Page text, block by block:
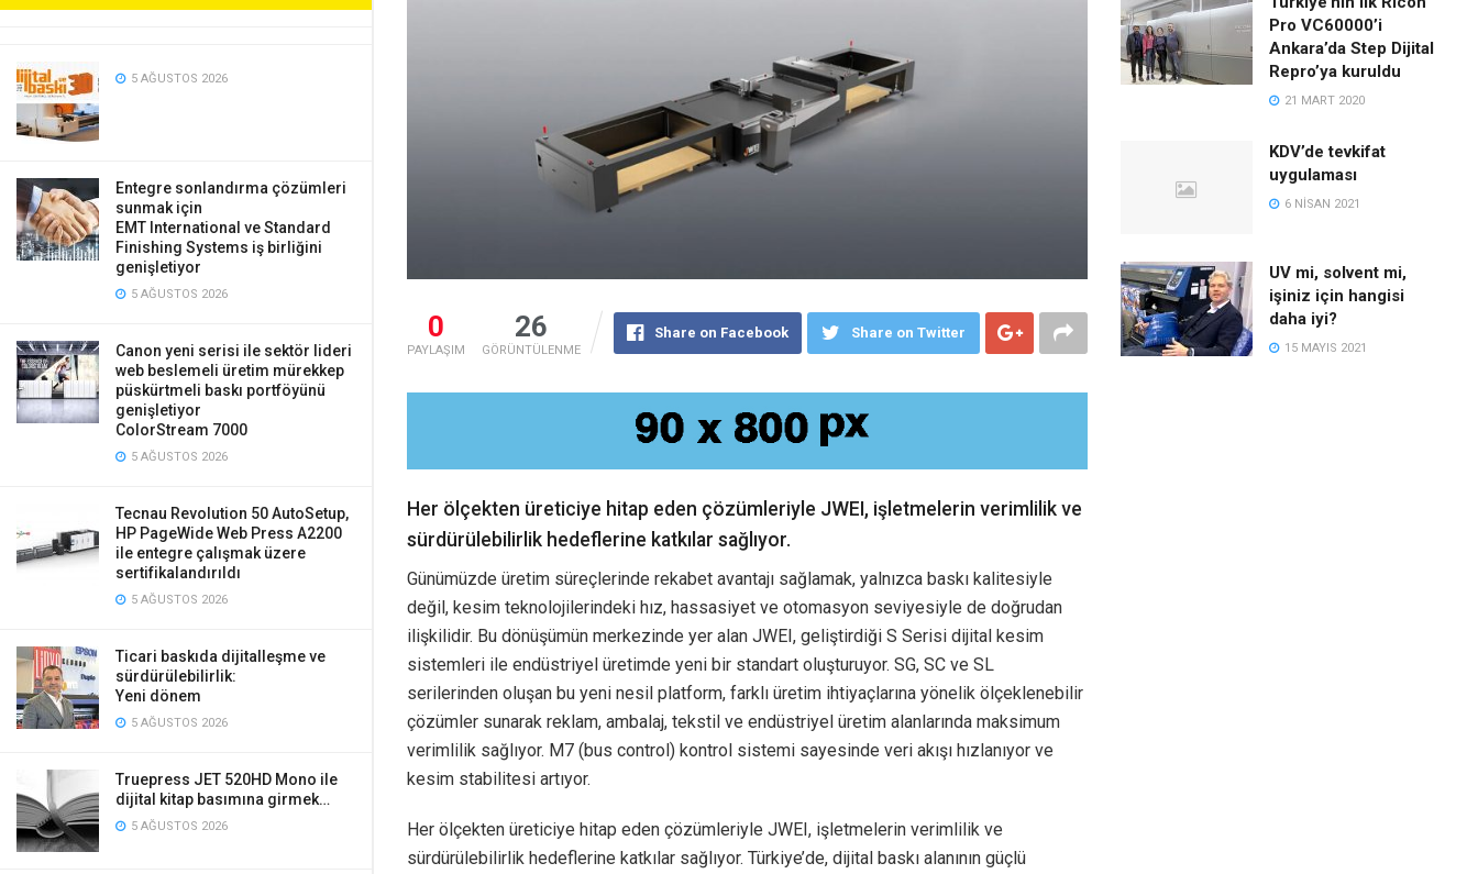
5 AĞUSTOS 2026
Entegre sonlandırma çözümleri
sunmak için
EMT International ve Standard
Finishing Systems iş birliğini
genişletiyor
5 AĞUSTOS 2026
Canon yeni serisi ile sektör lideri
web beslemeli üretim mürekkep
püskürtmeli baskı portföyünü
genişletiyor
ColorStream 7000
5 AĞUSTOS 2026
Tecnau Revolution 50 AutoSetup,
HP PageWide Web Press A2200
ile entegre çalışmak üzere
sertifikalandırıldı
5 AĞUSTOS 2026
Ticari baskıda dijitalleşme ve
sürdürülebilirlik:
Yeni dönem
5 AĞUSTOS 2026
Truepress JET 520HD Mono ile
dijital kitap basımına girmek…
5 AĞUSTOS 2026
0
PAYLAŞIM
26
GÖRÜNTÜLENME
Share on Facebook Share on Twitter
Her ölçekten üreticiye hitap eden çözümleriyle JWEI, işletmelerin verimlilik ve
sürdürülebilirlik hedeflerine katkılar sağlıyor.
Günümüzde üretim süreçlerinde rekabet avantajı sağlamak, yalnızca baskı kalitesiyle
değil, kesim teknolojilerindeki hız, hassasiyet ve otomasyon seviyesiyle de doğrudan
ilişkilidir. Bu dönüşümün merkezinde yer alan JWEI, geliştirdiği S Serisi dijital kesim
sistemleri ile endüstriyel üretimde yeni bir standart oluşturuyor. SG, SC ve SL
serilerinden oluşan bu yeni nesil platform, farklı üretim ihtiyaçlarına yönelik ölçeklenebilir
çözümler sunarak reklam, ambalaj, tekstil ve endüstriyel üretim alanlarında maksimum
verimlilik sağlıyor. M7 (bus control) kontrol sistemi sayesinde veri akışı hızlanıyor ve
kesim stabilitesi artıyor.
Her ölçekten üreticiye hitap eden çözümleriyle JWEI, işletmelerin verimlilik ve
sürdürülebilirlik hedeflerine katkılar sağlıyor. Türkiye’de, dijital baskı alanının güçlü
Pro VC60000’i
Ankara’da Step Dijital
Repro’ya kuruldu
21 MART 2020
KDV’de tevkifat
uygulaması
6 NISAN 2021
UV mi, solvent mi,
işiniz için hangisi
daha iyi?
15 MAYIS 2021